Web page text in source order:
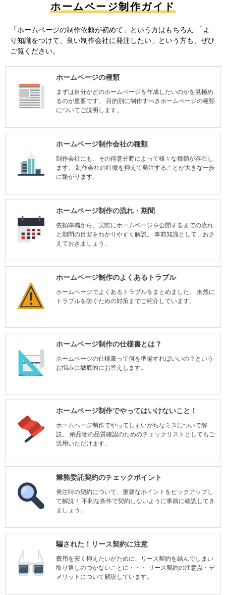
ホームページ制作ガイド
「ホームページの制作依頼が初めて」という方はもちろん 「よ
り知識をつけて、良い制作会社に発注したい」という方も、ぜひ
ご覧ください。
ホームページの種類
まずは自分がどのホームページを作成したいのかを見極め
るのが重要です。 目的別に制作すべきホームページの種類
についてご説明します。
ホームページ制作会社の種類
制作会社にも、その得意分野によって様々な種類が存在し
ます。 制作会社の特徴を抑えて発注することが大きな一歩
に繋がります。
ホームページ制作の流れ・期間
依頼準備から、実際にホームページを公開するまでの流れ
と期間の目安をわかりやすく解説。 事前知識として、おさ
えておきましょう。
ホームページ制作のよくあるトラブル
ホームページでよくあるトラブルをまとめました。 未然に
トラブルを防ぐための対策までご紹介しています。
ホームページ制作の仕様書とは？
ホームページの仕様書って何を準備すればいいの？という
お悩みに徹底的にお答えします。
ホームページ制作でやってはいけないこと！
ホームページ制作でやってしまいがちなミスについて解
説。 納品物の品質確認のためのチェックリストとしてもご
活用いただけます。
業務委託契約のチェックポイント
発注時の契約について、重要なポイントをピックアップし
て解説！ 不利な条件で契約しないように事前に確認してき
ましょう。
騙された！リース契約に注意
費用を安く抑えたいがために、リース契約を結んでしまい
取り返しのつかないことに・・・ リース契約の注意点・デ
メリットについて解説しています。